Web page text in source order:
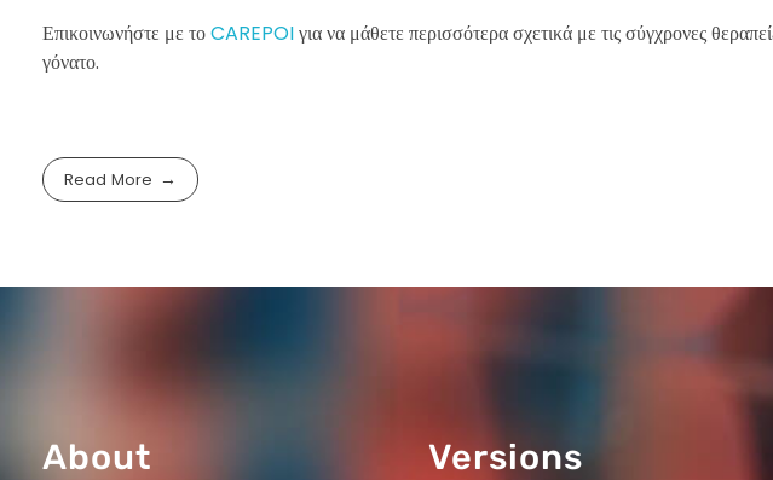
Επικοινωνήστε με τοCAREPOIγια να μάθετε περισσότερα σχετικά με τις σύγχρονες
γόνατο.
Read More
About Versions